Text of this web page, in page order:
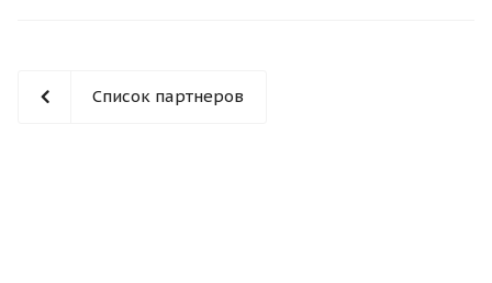
Список партнеров